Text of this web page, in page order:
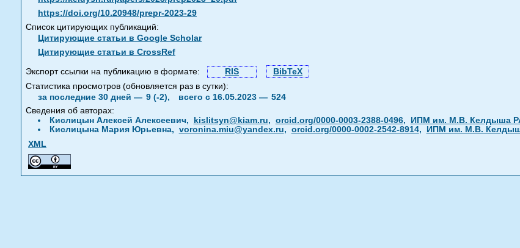
https://doi.org/10.20948/prepr-2023-29
Список цитирующих публикаций:
Цитирующие статьи в Google Scholar
Цитирующие статьи в CrossRef
Экспорт ссылки на публикацию в формате: RIS
BibTeX
Статистика просмотров (обновляется раз в сутки):
за последние 30 дней — 9 (-2), всего с 16.05.2023 — 524
Сведения об авторах:
Кислицын Алексей Алексеевич,
kislitsyn@kiam.ru, orcid.org/0000-0003-2388-0496,
ИПМ им. М.В. Келдыша
Кислицына Мария Юрьевна, voronina.miu@yandex.ru, orcid.org/0000-0002-2542-8914,
ИПМ им. М.В.
XML